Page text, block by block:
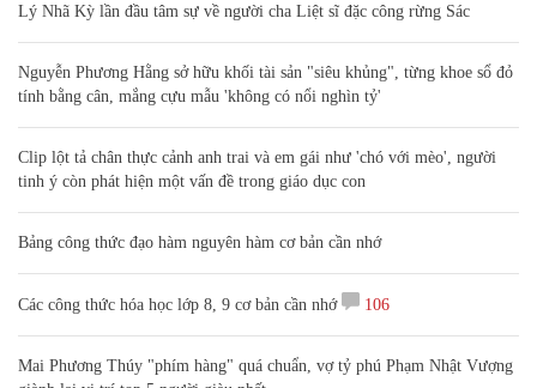
Lý Nhã Kỳ lần đầu tâm sự về người cha Liệt sĩ đặc công rừng Sác
Nguyễn Phương Hằng sở hữu khối tài sản "siêu khủng", từng khoe sổ đỏ
tính bằng cân, mắng cựu mẫu 'không có nổi nghìn tỷ'
Clip lột tả chân thực cảnh anh trai và em gái như 'chó với mèo', người
tinh ý còn phát hiện một vấn đề trong giáo dục con
Bảng công thức đạo hàm nguyên hàm cơ bản cần nhớ
Các công thức hóa học lớp 8, 9 cơ bản cần nhớ 106
Mai Phương Thúy "phím hàng" quá chuẩn, vợ tỷ phú Phạm Nhật Vượng